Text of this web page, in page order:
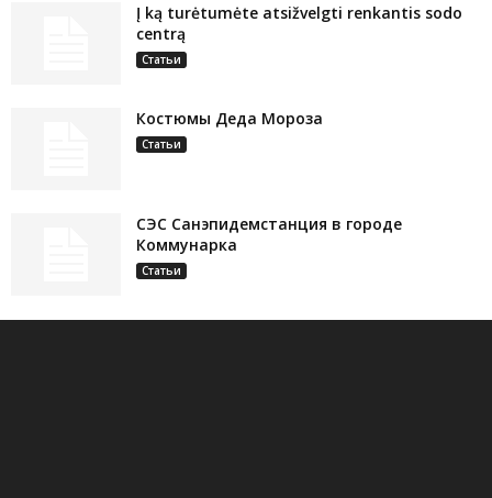
Į ką turėtumėte atsižvelgti renkantis sodo
centrą
Статьи
Костюмы Деда Мороза
Статьи
СЭС Санэпидемстанция в городе
Коммунарка
Статьи